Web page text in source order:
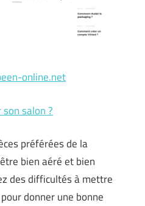
online.net
salon ?
préférées de la
bien aéré et bien
des difficultés à mettre
donner une bonne